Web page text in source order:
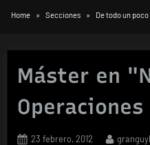
Home Secciones De todo un poco
Máster en
Posted
23 febrero, 2012 By